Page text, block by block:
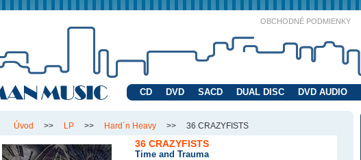
OBCHODNÉ PODMIENKY
CD DVD SACD DUAL DISC DVD AUDIO
Úvod >> LP >> Hard´n Heavy >> 36 CRAZYFISTS
36 CRAZYFISTS
Time and Trauma